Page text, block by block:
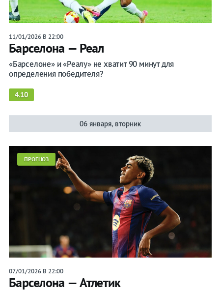
11/01/2026 В 22:00
Барселона — Реал
«Барселоне» и «Реалу» не хватит 90 минут для
определения победителя?
4.10
06 января, вторник
ПРОГНОЗ
07/01/2026 В 22:00
Барселона — Атлетик